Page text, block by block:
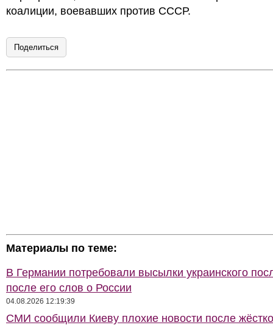
коалиции, воевавших против СССР.
Поделиться
Материалы по теме:
В Германии потребовали высылки украинского
после его слов о России
04.08.2026 12:19:39
СМИ сообщили Киеву плохие новости после